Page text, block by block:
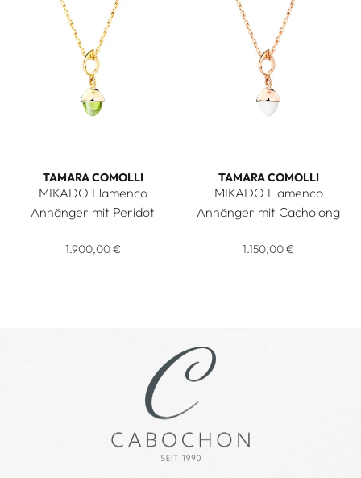
TAMARA COMOLLI
MIKADO Flamenco
Anhänger mit Peridot
1.900,00 €
TAMARA COMOLLI
MIKADO Flamenco
Anhänger mit Cacholong
1.150,00 €